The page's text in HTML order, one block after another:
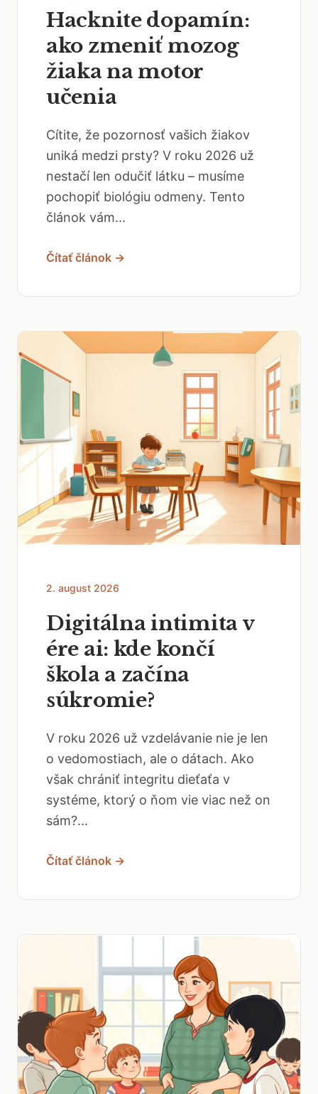
Hacknite dopamín:
ako zmeniť mozog
žiaka na motor
učenia
Cítite, že pozornosť vašich žiakov
uniká medzi prsty? V roku 2026 už
nestačí len odučiť látku – musíme
pochopiť biológiu odmeny. Tento
článok vám...
Čítať článok →
2. august 2026
Digitálna intimita v
ére ai: kde končí
škola a začína
súkromie?
V roku 2026 už vzdelávanie nie je len
o vedomostiach, ale o dátach. Ako
však chrániť integritu dieťaťa v
systéme, ktorý o ňom vie viac než on
sám?...
Čítať článok →